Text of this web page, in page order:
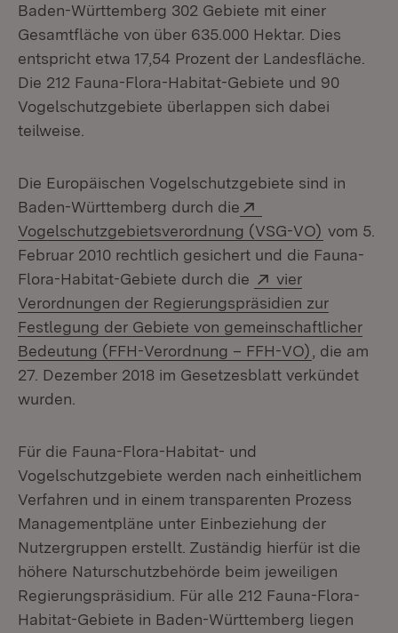
Baden-Württemberg 302 Gebiete mit einer
Gesamtfläche von über 635.000 Hektar. Dies
entspricht etwa 17,54 Prozent der Landesfläche.
Die 212 Fauna-Flora-Habitat-Gebiete und 90
Vogelschutzgebiete überlappen sich dabei
teilweise.
Die Europäischen Vogelschutzgebiete sind in
Baden-Württemberg durch die
Vogelschutzgebietsverordnung (VSG-VO) (Öffnet in
vom 5.
Februar 2010 rechtlich gesichert und die Fauna-
Flora-Habitat-Gebiete durch die
Extern:
vier
Verordnungen der Regierungspräsidien zur
Festlegung der Gebiete von gemeinschaftlicher
Bedeutung (FFH-Verordnung – FFH-VO) (Öffnet in
, die am
27. Dezember 2018 im Gesetzesblatt verkündet
wurden.
Für die Fauna-Flora-Habitat- und
Vogelschutzgebiete werden nach einheitlichem
Verfahren und in einem transparenten Prozess
Managementpläne unter Einbeziehung der
Nutzergruppen erstellt. Zuständig hierfür ist die
höhere Naturschutzbehörde beim jeweiligen
Regierungspräsidium. Für alle 212 Fauna-Flora-
Habitat-Gebiete in Baden-Württemberg liegen